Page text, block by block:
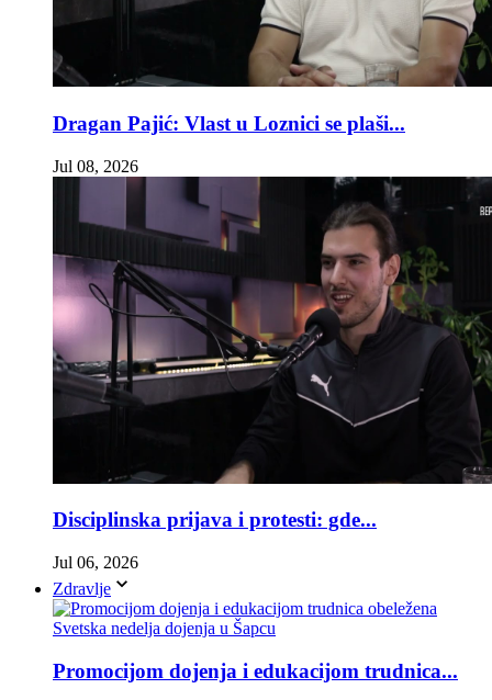
Dragan Pajić: Vlast u Loznici se plaši...
Jul 08, 2026
Disciplinska prijava i protesti: gde...
Jul 06, 2026
Zdravlje
Promocijom dojenja i edukacijom trudnica...